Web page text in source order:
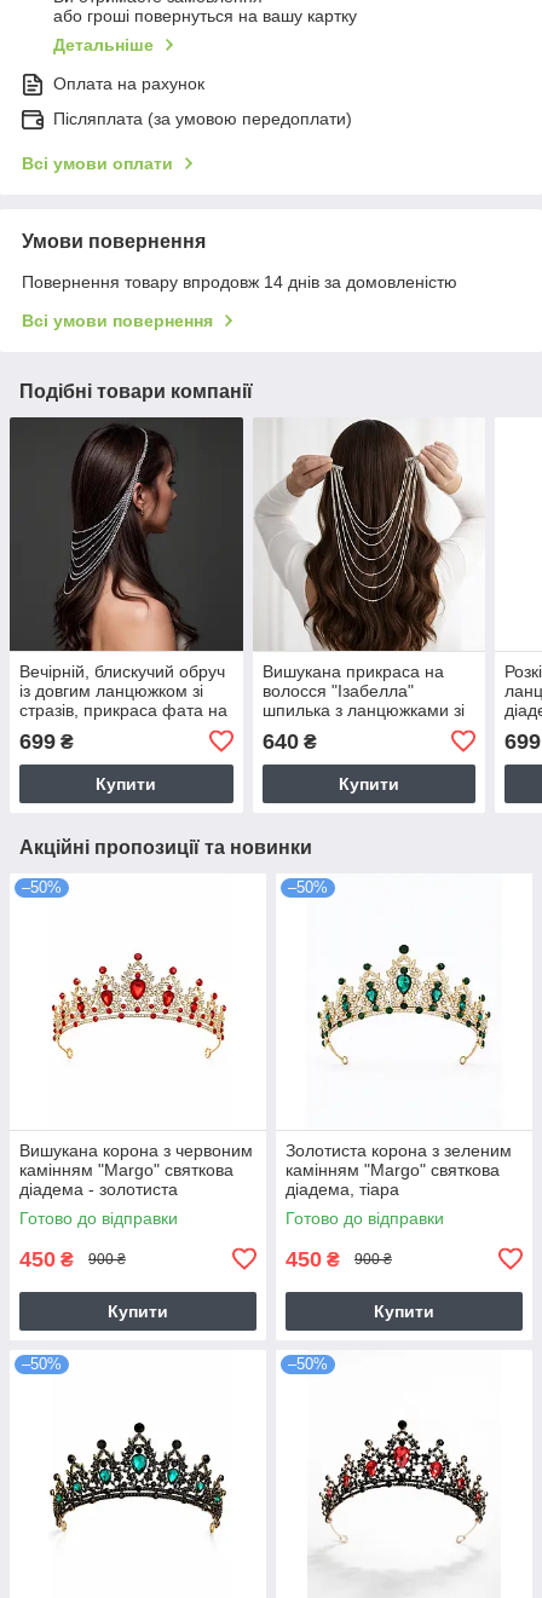
або гроші повернуться на вашу картку
Детальніше
Оплата на рахунок
Післяплата (за умовою передоплати)
Всі умови оплати
Умови повернення
Повернення товару впродовж 14 днів за домовленістю
Всі умови повернення
Подібні товари компанії
Вечірній, блискучий обруч
із довгим ланцюжком зі
стразів, прикраса фата на
699 ₴
Купити
Вишукана прикраса на
волосся "Ізабелла"
шпилька з ланцюжками зі
640₴
Купити
699
Акційні пропозиції та новинки
–50%
Вишукана корона з червоним
камінням "Margo" святкова
діадема - золотиста
Готово до відправки
450 ₴ 900 ₴
Купити
–50%
Золотиста корона з зеленим
камінням "Margo" святкова
діадема, тіара
Готово до відправки
450 ₴ 900 ₴
Купити
–50% –50%